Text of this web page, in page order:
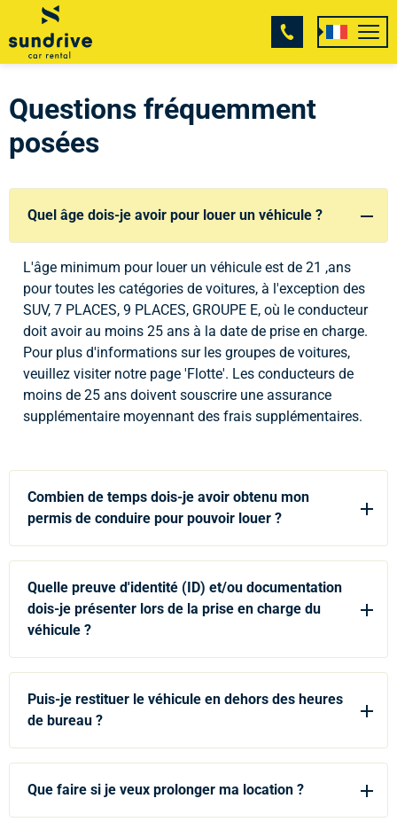
Questions fréquemment
posées
Quel âge dois-je avoir pour louer un véhicule ?
L'âge minimum pour louer un véhicule est de 21 ,ans
pour toutes les catégories de voitures, à l'exception des
SUV, 7 PLACES, 9 PLACES, GROUPE E, où le conducteur
doit avoir au moins 25 ans à la date de prise en charge.
Pour plus d'informations sur les groupes de voitures,
veuillez visiter notre page 'Flotte'. Les conducteurs de
moins de 25 ans doivent souscrire une assurance
supplémentaire moyennant des frais supplémentaires.
Combien de temps dois-je avoir obtenu mon
permis de conduire pour pouvoir louer ?
Quelle preuve d'identité (ID) et/ou documentation
dois-je présenter lors de la prise en charge du
véhicule ?
Puis-je restituer le véhicule en dehors des heures
de bureau ?
Que faire si je veux prolonger ma location ?